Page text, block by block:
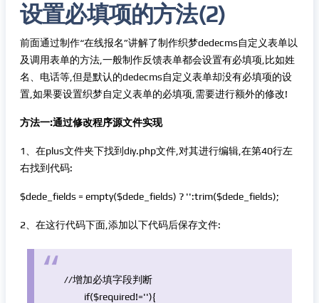
设置必填项的方法(2)
前面通过制作“在线报名”讲解了制作织梦dedecms自定义表单以
及调用表单的方法,一般制作反馈表单都会设置有必填项,比如姓
名、电话等,但是默认的dedecms自定义表单却没有必填项的设
置,如果要设置织梦自定义表单的必填项,需要进行额外的修改!
方法一:通过修改程序源文件实现
1、在plus文件夹下找到diy.php文件,对其进行编辑,在第40行左
右找到代码:
$dede_fields = empty($dede_fields) ? '':trim($dede_fields);
2、在这行代码下面,添加以下代码后保存文件:
//增加必填字段判断
if($required!=''){